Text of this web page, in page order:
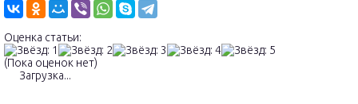
Оценка статьи:
(Пока оценок нет)
Загрузка...